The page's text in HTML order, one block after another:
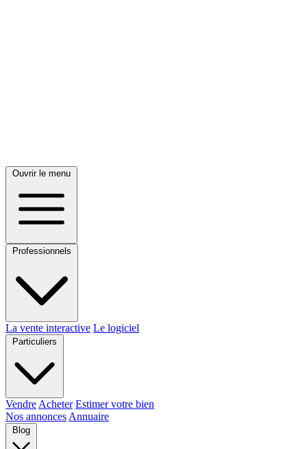
Ouvrir le menu
Professionnels
La vente interactive Le logiciel
Particuliers
Vendre Acheter Estimer votre bien
Nos annonces Annuaire
Blog